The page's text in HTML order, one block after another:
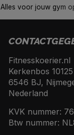
Alles voor jouw gym
Fitnesskoerier.nl
Kerkenbos 10125
6546 BJ,
Nederland
KVK nummer:
Btw nummer: